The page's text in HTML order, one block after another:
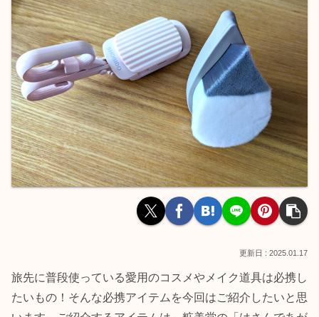
2025.01.17
旅先に普段使っている愛用のコスメやメイク道具は必携し
たいもの！そんな必携アイテムを今回はご紹介したいと思